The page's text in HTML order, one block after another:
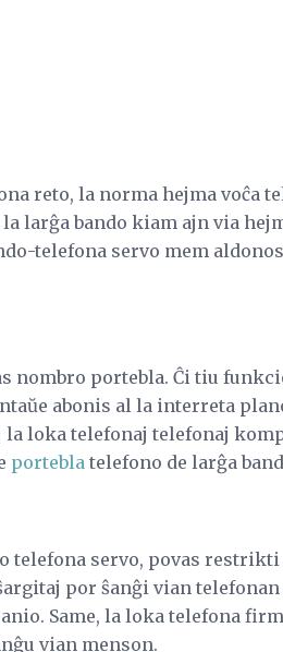
reto, la norma hejma voĉa
larĝa bando kiam ajn via
telefona servo mem
nombro portebla. Ĉi tiu
abonis al la interreta
la loka telefonaj telefonaj
portebla telefono de larĝa
telefona servo, povas
por ŝanĝi vian
Same, la loka telefona
vian menson.